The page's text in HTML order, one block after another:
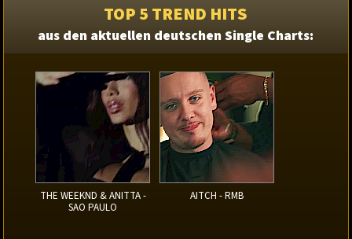
TOP 5 TREND HITS
aus den aktuellen deutschen Single Charts:
THE WEEKND & ANITTA -
SAO PAULO
AITCH - RMB